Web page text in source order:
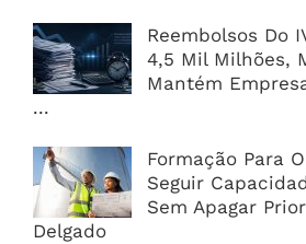
Reembolsos Do
4,5 Mil Milhões,
Mantém
...
Formação Para
Seguir
Sem Apagar
Delgado